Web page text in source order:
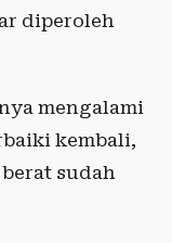
diperoleh
mengalami
kembali,
sudah